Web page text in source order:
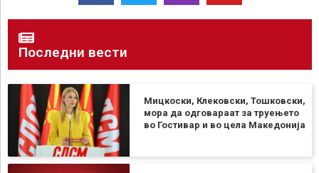
Последни вести
Мицкоски, Клековски, Тошковски,
мора да одговараат за труењето
во Гостивар и во цела Македонија